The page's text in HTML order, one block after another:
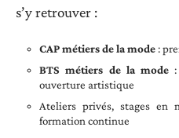
s’y retrouver :
CAP métiers de la mode:
BTS métiers de la mode
ouverture artistique
Ateliers privés, stages en
formation continue